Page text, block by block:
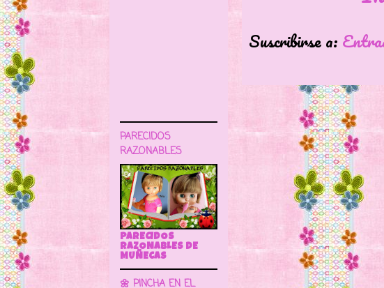
Suscribirse a:
PARECIDOS
RAZONABLES
PARECIDOS
RAZONABLES DE
MUÑECAS
🌼 PINCHA EN EL